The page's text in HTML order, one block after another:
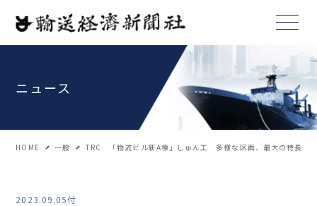
ニュース
HOME 一般 TRC 「物流ビル新A棟」しゅん工 多様な区画、最大の特長
2023.09.05付